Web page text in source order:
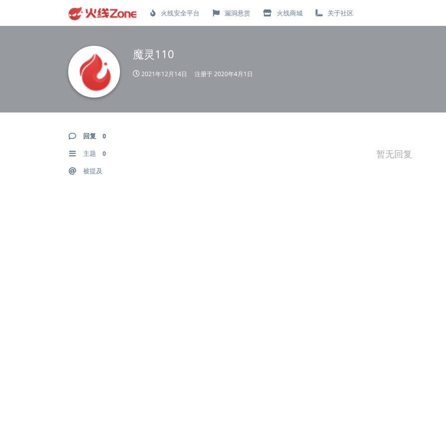
火线安全平台 漏洞悬赏 火线商城 关于社区
魔灵110
2021年12月14日 注册于2020年4月1日
回复 0
主题 0
被提及
暂无回复